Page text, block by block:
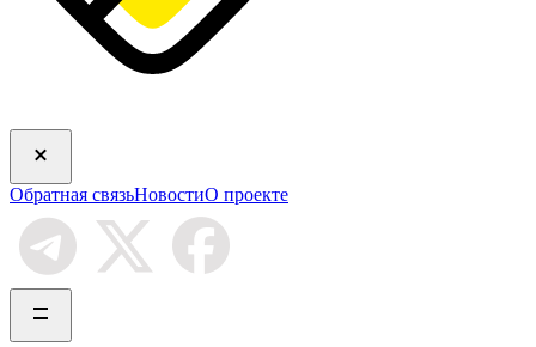
Обратная связьНовостиО проекте